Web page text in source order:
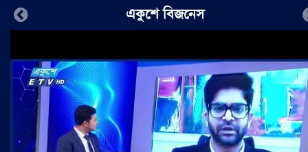
একুশে বিজনেস
Previous